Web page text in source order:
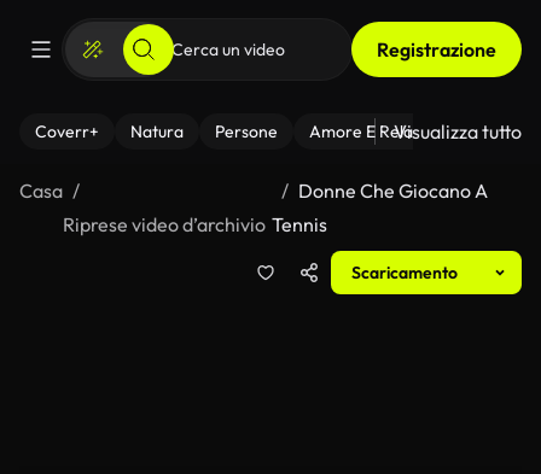
Registrazione
Coverr+ Natura Persone Amore E Relazioni Il
Visualizza tutto
Casa
Riprese video d’archivio
Donne Che Giocano A
Tennis
Scaricamento